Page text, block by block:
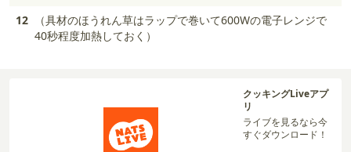
12
（具材のほうれん草はラップで巻いて600Wの電子レンジで
40秒程度加熱しておく）
クッキングLiveアプ
リ
ライブを見るなら今
すぐダウンロード！